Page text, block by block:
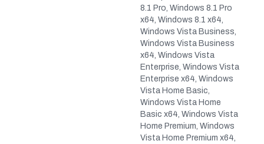
8.1 Pro, Windows 8.1 Pro
x64, Windows 8.1 x64,
Windows Vista Business,
Windows Vista Business
x64, Windows Vista
Enterprise, Windows Vista
Enterprise x64, Windows
Vista Home Basic,
Windows Vista Home
Basic x64, Windows Vista
Home Premium, Windows
Vista Home Premium x64,